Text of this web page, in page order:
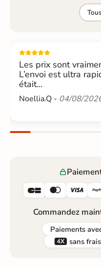
Tous
Les prix sont
L’envoi est ultra
était...
Noellia.Q - 04/08/
  
Commandez
Paiements
 sans